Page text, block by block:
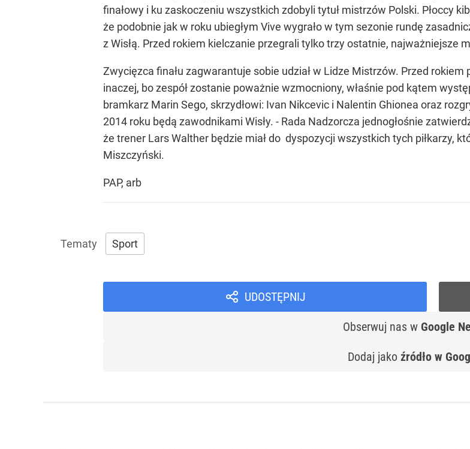
finałowy i ku zaskoczeniu wszystkich zdobyli tytuł mistrzów Polski. Płoccy
że podobnie jak w roku ubiegłym Vive wygrało w tym sezonie rundę
z Wisłą. Przed rokiem kielczanie przegrali tylko trzy ostatnie, najważniejsze
Zwycięzca finału zagwarantuje sobie udział w Lidze Mistrzów. Przed
inaczej, bo zespół zostanie poważnie wzmocniony, właśnie pod kątem
bramkarz Marin Sego, skrzydłowi: Ivan Nikcevic i Nalentin Ghionea oraz
2014 roku będą zawodnikami Wisły. - Rada Nadzorcza jednogłośnie
że trener Lars Walther będzie miał do dyspozycji wszystkich tych piłkarzy,
Miszczyński.
PAP, arb
Sport
UDOSTĘPNIJ
Obserwuj nas w Google
Dodaj jako źródło w